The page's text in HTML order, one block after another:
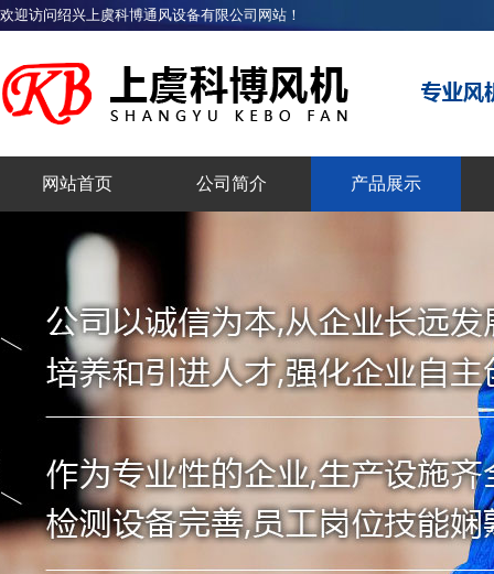
欢迎访问绍兴上虞科博通风设备有限公司网站！
网站首页 公司简介 产品展示